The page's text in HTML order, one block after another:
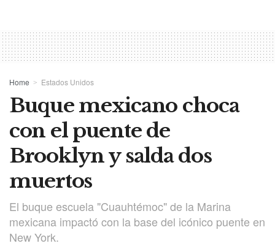
Home Estados Unidos
Buque mexicano choca
con el puente de
Brooklyn y salda dos
muertos
El buque escuela "Cuauhtémoc" de la Marina
mexicana impactó con la base del icónico puente en
New York.